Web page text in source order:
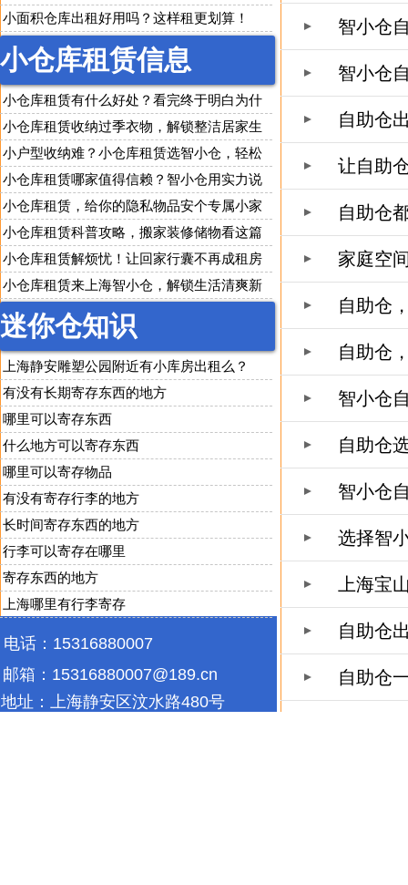
邮箱： 15316880007@189.cn
地址： 上海静安区汶水路480号
电话：15316880007
智小仓
智小仓
自助仓
让自助
自助仓
家庭空
自助仓
自助仓
智小仓
自助仓
智小仓
选择智
上海宝
自助仓
自助仓
之选
小面积仓库出租好用吗？这样租更划算！
小仓库租赁信息
小仓库租赁有什么好处？看完终于明白为什
么人人都在用
小仓库租赁收纳过季衣物，解锁整洁居家生
活
小户型收纳难？小仓库租赁选智小仓，轻松
改善居家环境
小仓库租赁哪家值得信赖？智小仓用实力说
话
小仓库租赁，给你的隐私物品安个专属小家
小仓库租赁科普攻略，搬家装修储物看这篇
就够了
小仓库租赁解烦忧！让回家行囊不再成租房
负担
小仓库租赁来上海智小仓，解锁生活清爽新
方式
迷你仓知识
上海静安雕塑公园附近有小库房出租么？
有没有长期寄存东西的地方
哪里可以寄存东西
什么地方可以寄存东西
哪里可以寄存物品
有没有寄存行李的地方
长时间寄存东西的地方
行李可以寄存在哪里
寄存东西的地方
上海哪里有行李寄存